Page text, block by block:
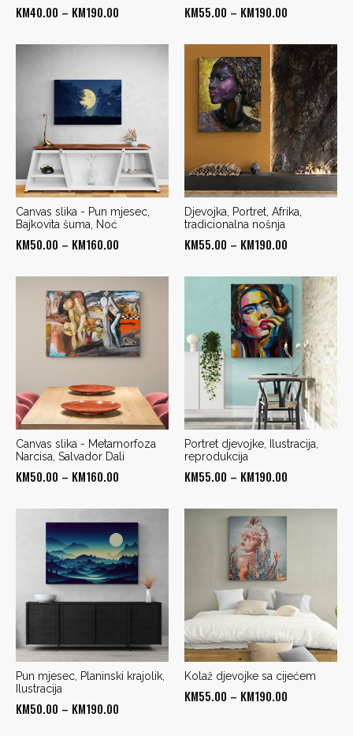
KM40.00 – KM190.00
KM40.00
KM190.00
KM55.00 – KM190.00
KM55.00
through
KM190.00
Canvas slika - Pun mjesec,
Bajkovita šuma, Noć
KM50.00 – KM160.00
through
KM160.00
Djevojka, Portret, Afrika,
tradicionalna nošnja
KM55.00 – KM190.00
KM55.00
through
KM190.00
Canvas slika - Metamorfoza
Narcisa, Salvador Dali
KM50.00 – KM160.00
through
KM160.00
Portret djevojke, Ilustracija,
reprodukcija
KM55.00 – KM190.00
Pun mjesec, Planinski krajolik,
Ilustracija
KM50.00 – KM190.00
Kolaž djevojke sa cijećem
KM55.00 – KM190.00